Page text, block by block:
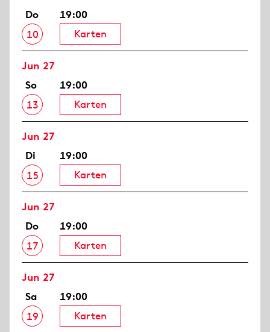
Do
10
19:00
Karten
Jun 27
So
13
19:00
Karten
Jun 27
Di
15
19:00
Karten
Jun 27
Do
17
19:00
Karten
Jun 27
Sa
19
19:00
Karten